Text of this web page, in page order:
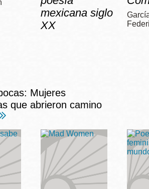
mexicana siglo
XX
Mujeres
que abrieron camino